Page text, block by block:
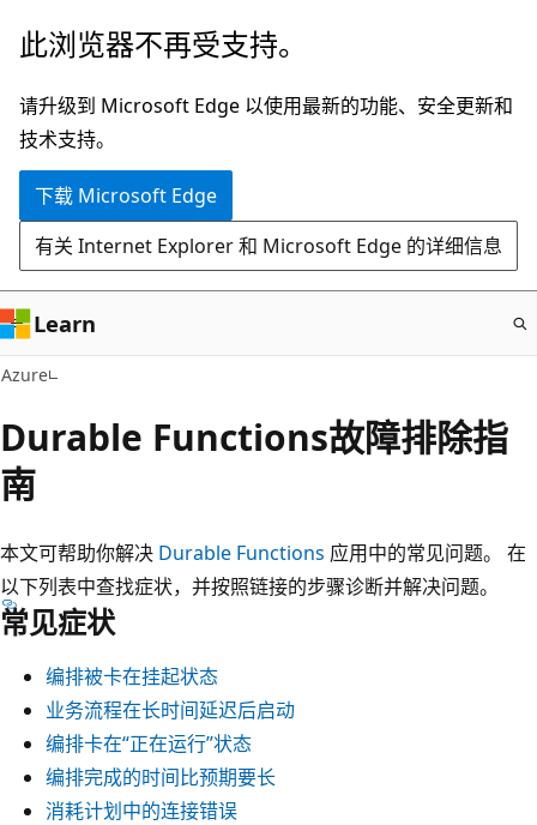
跳
主
要
内
此浏览器不再受支持。
请升级到 Microsoft Edge 以使用最新的功能、安全更新和
技术支持。
下载 Microsoft Edge
有关 Internet Explorer 和 Microsoft Edge 的详细信息
Learn
Azure
Durable Functions故障排除指
南
本文可帮助你解决 Durable Functions 应用中的常见问题。 在
以下列表中查找症状，并按照链接的步骤诊断并解决问题。
常见症状
编排被卡在挂起状态
业务流程在长时间延迟后启动
编排卡在“正在运行”状态
编排完成的时间比预期要长
消耗计划中的连接错误